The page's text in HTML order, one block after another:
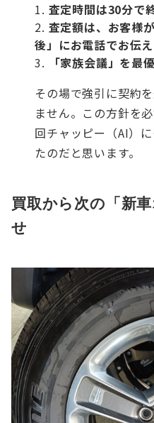
査定時間は30分で
査定額は、お客様
後」にお電話でお伝
「家族会議」を最
その場で強引に契約
ません。この方針を
回チャッピー（AI）
たのだと思います。
買取から次の「新
せ